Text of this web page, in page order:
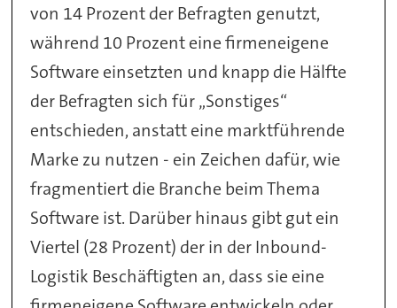
von 14 Prozent der Befragten genutzt,
während 10 Prozent eine firmeneigene
Software einsetzten und knapp die Hälfte
der Befragten sich für „Sonstiges“
entschieden, anstatt eine marktführende
Marke zu nutzen - ein Zeichen dafür, wie
fragmentiert die Branche beim Thema
Software ist. Darüber hinaus gibt gut ein
Viertel (28 Prozent) der in der Inbound-
Logistik Beschäftigten an, dass sie eine